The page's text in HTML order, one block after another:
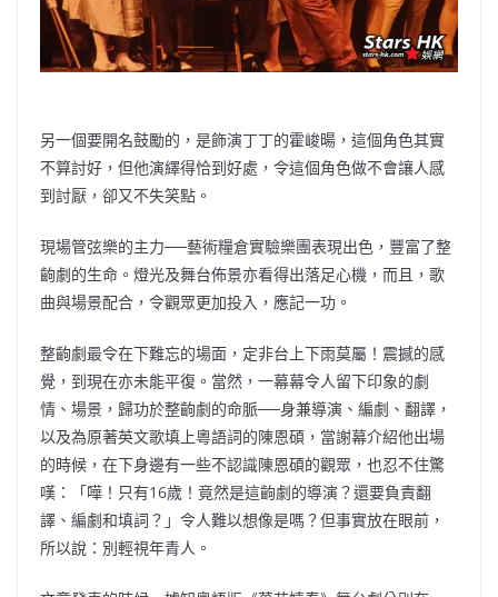
另一個要開名鼓勵的，是飾演丁丁的霍峻暘，這個角色其實
不算討好，但他演繹得恰到好處，令這個角色做不會讓人感
到討厭，卻又不失笑點。
現場管弦樂的主力──藝術糧倉實驗樂團表現出色，豐富了整
齣劇的生命。燈光及舞台佈景亦看得出落足心機，而且，歌
曲與場景配合，令觀眾更加投入，應記一功。
整齣劇最令在下難忘的場面，定非台上下雨莫屬！震撼的感
覺，到現在亦未能平復。當然，一幕幕令人留下印象的劇
情、場景，歸功於整齣劇的命脈──身兼導演、編劇、翻譯，
以及為原著英文歌填上粵語詞的陳恩碩，當謝幕介紹他出場
的時候，在下身邊有一些不認識陳恩碩的觀眾，也忍不住驚
嘆：「嘩！只有16歲！竟然是這齣劇的導演？還要負責翻
譯、編劇和填詞？」令人難以想像是嗎？但事實放在眼前，
所以說：別輕視年青人。